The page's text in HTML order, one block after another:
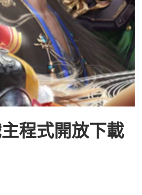
程式開放下載